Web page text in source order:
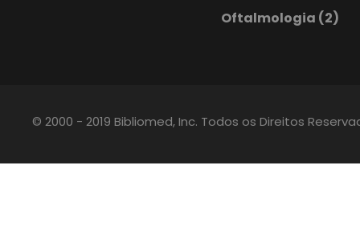
Oftalmologia (2)
© 2000 - 2019 Bibliomed, Inc. Todos os Direitos